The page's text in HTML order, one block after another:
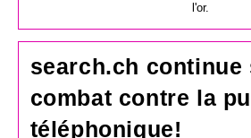
l'or.
search.ch continue
combat contre la
téléphonique!